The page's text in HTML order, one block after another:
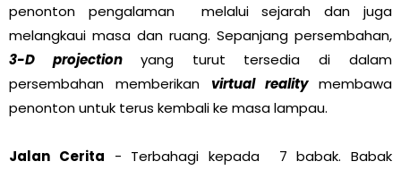
penonton pengalaman melalui sejarah dan juga
melangkaui masa dan ruang. Sepanjang persembahan,
3-D projection yang turut tersedia di dalam
persembahan memberikan virtual reality membawa
penonton untuk terus kembali ke masa lampau.
Jalan Cerita - Terbahagi kepada 7 babak. Babak